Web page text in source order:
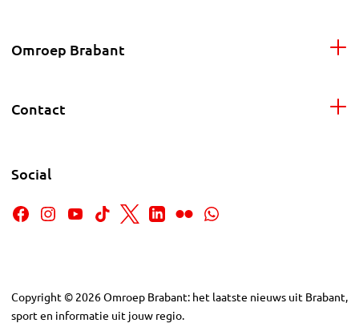
Omroep Brabant
Contact
Social
Copyright © 2026Omroep Brabant: het laatste nieuws uit Brabant,
sport en informatie uit jouw regio.